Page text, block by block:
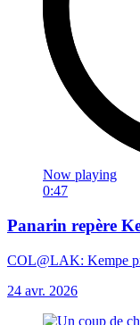
Now playing
0:47
Panarin repère
COL@LAK: Kempe
24 avr. 2026